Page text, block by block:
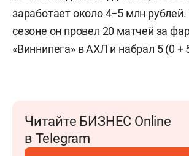
заработает около 4−5 млн
сезоне он провел 20 матчей за
«Виннипега» в АХЛ и набрал 5 (0 +
Читайте БИЗНЕС Online
в Telegram